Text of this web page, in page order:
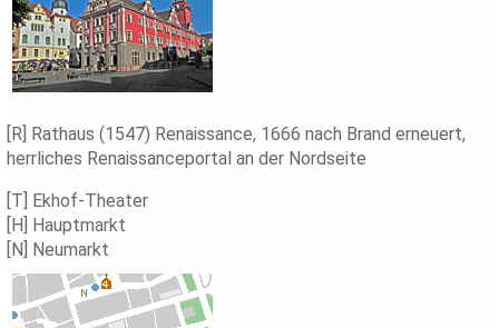
[R] Rathaus (1547) Renaissance, 1666 nach Brand erneuert,
herrliches Renaissanceportal an der Nordseite
[T] Ekhof-Theater
[H] Hauptmarkt
[N] Neumarkt